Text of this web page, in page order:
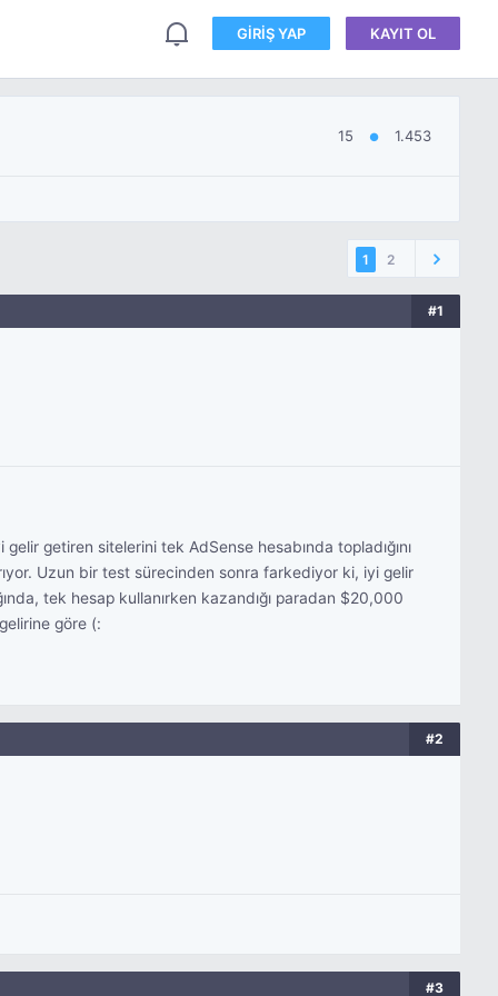
GIRIŞ YAP KAYIT OL
15 ● 1.453
1 2
#1
getiren sitelerini tek AdSense hesabında topladığını
Uzun bir test sürecinden sonra farkediyor ki, iyi gelir
tek hesap kullanırken kazandığı paradan $20,000
göre (:
#2
#3